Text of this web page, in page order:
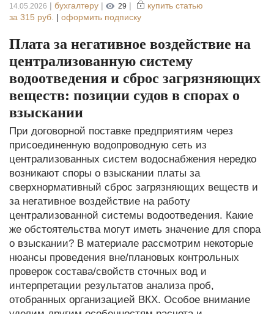
14.05.2026 | бухгалтеру | 29 |
купить статью
за 315 руб. | оформить подписку
Плата за негативное воздействие на
централизованную систему
водоотведения и сброс загрязняющих
веществ: позиции судов в спорах о
взыскании
При договорной поставке предприятиям через
присоединенную водопроводную сеть из
централизованных систем водоснабжения нередко
возникают споры о взыскании платы за
сверхнормативный сброс загрязняющих веществ и
за негативное воздействие на работу
централизованной системы водоотведения. Какие
же обстоятельства могут иметь значение для спора
о взыскании? В материале рассмотрим некоторые
нюансы проведения вне/плановых контрольных
проверок состава/свойств сточных вод и
интерпретации результатов анализа проб,
отобранных организацией ВКХ. Особое внимание